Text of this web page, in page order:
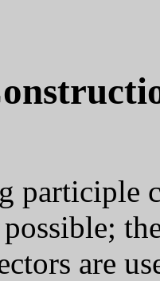
participle
are